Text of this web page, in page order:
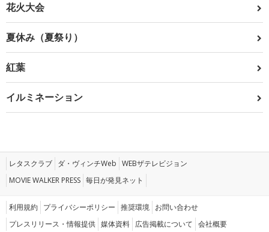
花火大会
夏休み（夏祭り）
紅葉
イルミネーション
レタスクラブ ダ・ヴィンチWeb WEBザテレビジョン
MOVIE WALKER PRESS 毎日が発見ネット
利用規約 プライバシーポリシー 推奨環境 お問い合わせ
プレスリリース・情報提供 媒体資料 広告掲載について 会社概要